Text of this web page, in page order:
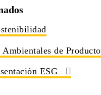
Ambientales de Producto
ESG